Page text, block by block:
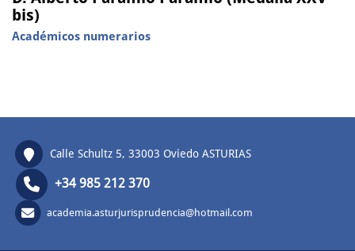
bis)
Académicos numerarios
Calle Schultz 5, 33003 Oviedo ASTURIAS
+34 985 212 370
academia.asturjurisprudencia@hotmail.com